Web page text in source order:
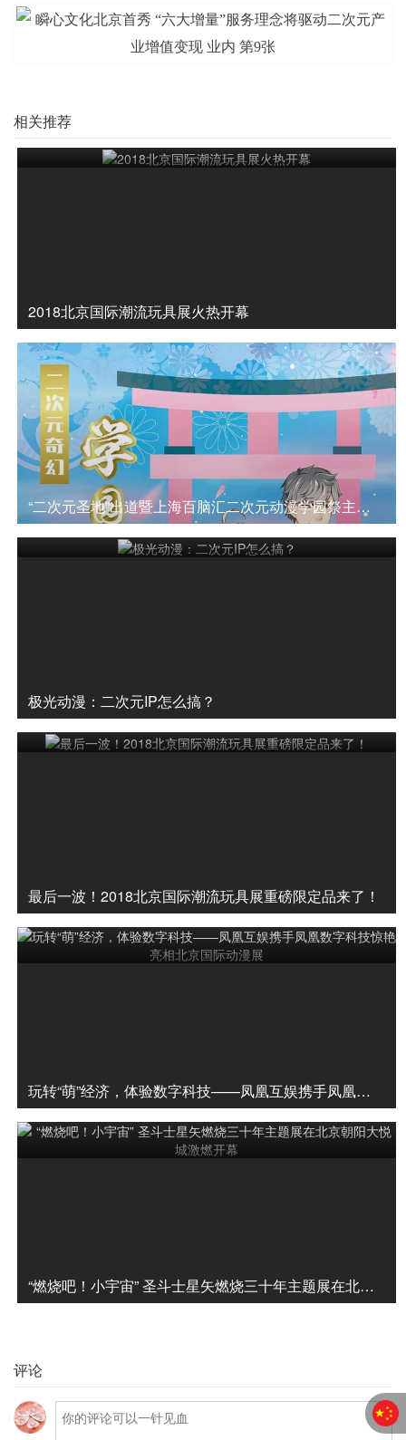
相关推荐
2018北京国际潮流玩具展火热开幕
“二次元圣地”出道暨上海百脑汇二次元动漫学园祭主题活动
极光动漫：二次元IP怎么搞？
最后一波！2018北京国际潮流玩具展重磅限定品来了！
玩转“萌”经济，体验数字科技——凤凰互娱携手凤凰数字科技惊艳亮相北京国际动漫展
“燃烧吧！小宇宙” 圣斗士星矢燃烧三十年主题展在北京朝阳大悦城激燃开幕
评论